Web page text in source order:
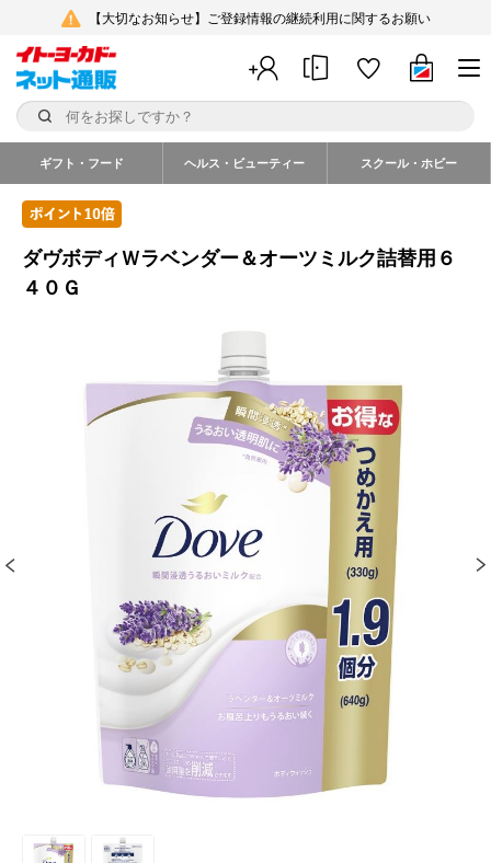
【大切なお知らせ】ご登録情報の継続利用に関するお願い
ギフト・フード ヘルス・ビューティー スクール・ホビー
ダヴボディＷラベンダー＆オーツミルク詰替用６
４０Ｇ